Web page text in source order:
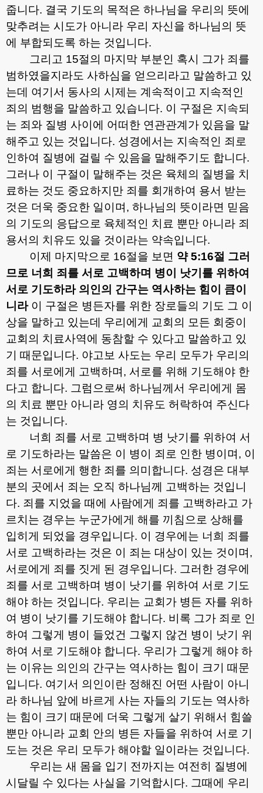
줍니다. 결국 기도의 목적은 하나님을 우리의 뜻에
맞추려는 시도가 아니라 우리 자신을 하나님의 뜻
에 부합되도록 하는 것입니다.
그리고 15절의 마지막 부분인 혹시 그가 죄를
범하였을지라도 사하심을 얻으리라고 말씀하고 있
는데 여기서 동사의 시제는 계속적이고 지속적인
죄의 범행을 말씀하고 있습니다. 이 구절은 지속되
는 죄와 질병 사이에 어떠한 연관관계가 있음을 말
해주고 있는 것입니다. 성경에서는 지속적인 죄로
인하여 질병에 걸릴 수 있음을 말해주기도 합니다.
그러나 이 구절이 말해주는 것은 육체의 질병을 치
료하는 것도 중요하지만 죄를 회개하여 용서 받는
것은 더욱 중요한 일이며 , 하나님의 뜻이라면 믿음
의 기도의 응답으로 육체적인 치료 뿐만 아니라 죄
용서의 치유도 있을 것이라는 약속입니다.
이제 마지막으로 16절을 보면 약5:16절 그러
므로 너희 죄를 서로 고백하며 병이 낫기를 위하여
서로 기도하라 의인의 간구는 역사하는 힘이 큼이
니라이 구절은 병든자를 위한 장로들의 기도 그 이
상을 말하고 있는데 우리에게 교회의 모든 회중이
교회의 치료사역에 동참할 수 있다고 말씀하고 있
기 때문입니다. 야고보 사도는 우리 모두가 우리의
죄를 서로에게 고백하며 , 서로를 위해 기도해야 한
다고 합니다. 그럼으로써 하나님께서 우리에게 몸
의 치료 뿐만 아니라 영의 치유도 허락하여 주신다
는 것입니다.
너희 죄를 서로 고백하며 병 낫기를 위하여 서
로 기도하라는 말씀은 이 병이 죄로 인한 병이며 , 이
죄는 서로에게 행한 죄를 의미합니다. 성경은 대부
분의 곳에서 죄는 오직 하나님께 고백하는 것입니
다. 죄를 지었을 때에 사람에게 죄를 고백하라고 가
르치는 경우는 누군가에게 해를 끼침으로 상해를
입히게 되었을 경우입니다. 이 경우에는 너희 죄를
서로 고백하라는 것은 이 죄는 대상이 있는 것이며 ,
서로에게 죄를 짓게 된 경우입니다. 그러한 경우에
죄를 서로 고백하며 병이 낫기를 위하여 서로 기도
해야 하는 것입니다. 우리는 교회가 병든 자를 위하
여 병이 낫기를 기도해야 합니다. 비록 그가 죄로 인
하여 그렇게 병이 들었건 그렇지 않건 병이 낫기 위
하여 서로 기도해야 합니다. 우리가 그렇게 해야 하
는 이유는 의인의 간구는 역사하는 힘이 크기 때문
입니다. 여기서 의인이란 정해진 어떤 사람이 아니
라 하나님 앞에 바르게 사는 자들의 기도는 역사하
는 힘이 크기 때문에 더욱 그렇게 살기 위해서 힘쓸
뿐만 아니라 교회 안의 병든 자들을 위하여 서로 기
도는 것은 우리 모두가 해야할 일이라는 것입니다.
우리는 새 몸을 입기 전까지는 여전히 질병에
시달릴 수 있다는 사실을 기억합시다. 그때에 우리